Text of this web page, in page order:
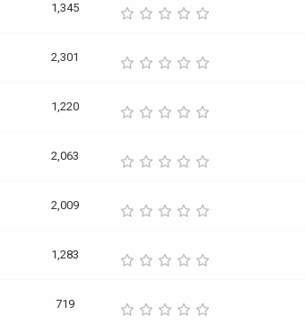
1,345
2,301
1,220
2,063
2,009
1,283
719